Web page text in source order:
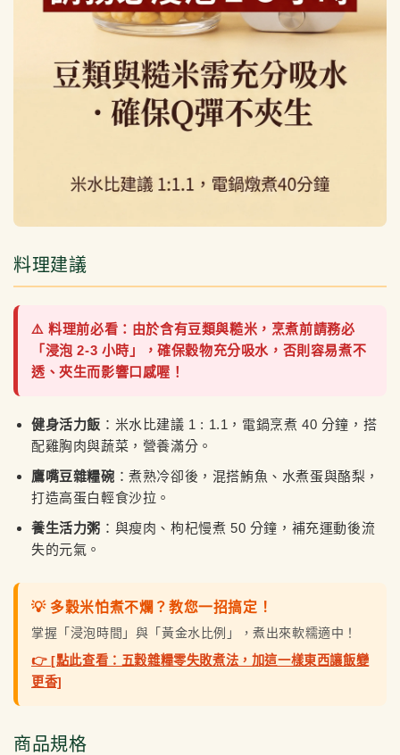
料理建議
⚠️ 料理前必看：由於含有豆類與糙米，烹煮前請務必
「浸泡 2-3 小時」，確保穀物充分吸水，否則容易煮不
透、夾生而影響口感喔！
健身活力飯 ：米水比建議 1 : 1.1，電鍋烹煮 40 分鐘，搭
配雞胸肉與蔬菜，營養滿分。
鷹嘴豆雜糧碗 ：煮熟冷卻後，混搭鮪魚、水煮蛋與酪梨，
打造高蛋白輕食沙拉。
養生活力粥 ：與瘦肉、枸杞慢煮 50 分鐘，補充運動後流
失的元氣。
💡 多穀米怕煮不爛？教您一招搞定！
掌握「浸泡時間」與「黃金水比例」，煮出來軟糯適中！
👉 [點此查看：五穀雜糧零失敗煮法，加這一樣東西讓飯變
更香]
商品規格